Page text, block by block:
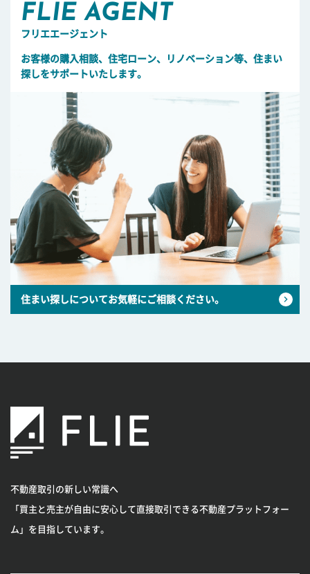
FLIE AGENT
フリエエージェント
お客様の購入相談、住宅ローン、リノベーション等、住まい
探しをサポートいたします。
住まい探しについてお気軽にご相談ください。
不動産取引の新しい常識へ
「買主と売主が自由に安心して直接取引できる不動産プラットフォー
ム」を目指しています。